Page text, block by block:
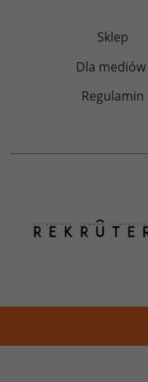
Sklep
Dla mediów
Regulamin